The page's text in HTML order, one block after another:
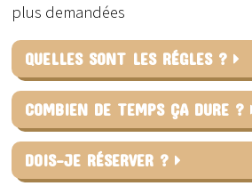
plus demandées
QUELLES SONT LES RÉGLES ?
COMBIEN DE TEMPS ÇA DURE ?
DOIS-JE RÉSERVER ?